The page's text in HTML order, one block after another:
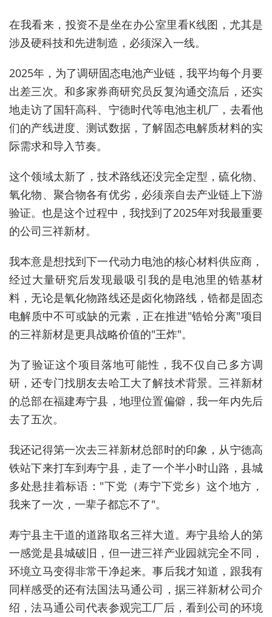
在我看来，投资不是坐在办公室里看K线图，尤其是
涉及硬科技和先进制造，必须深入一线。
2025年，为了调研固态电池产业链，我平均每个月要
出差三次。和多家券商研究员反复沟通交流后，还实
地走访了国轩高科、宁德时代等电池主机厂，去看他
们的产线进度、测试数据，了解固态电解质材料的实
际需求和导入节奏。
这个领域太新了，技术路线还没完全定型，硫化物、
氧化物、聚合物各有优劣，必须亲自去产业链上下游
验证。也是这个过程中，我找到了2025年对我最重要
的公司三祥新材。
我本意是想找到下一代动力电池的核心材料供应商，
经过大量研究后发现最吸引我的是电池里的锆基材
料，无论是氧化物路线还是卤化物路线，锆都是固态
电解质中不可或缺的元素，正在推进"锆铪分离"项目
的三祥新材是更具战略价值的"王炸"。
为了验证这个项目落地可能性，我不仅自己多方调
研，还专门找朋友去哈工大了解技术背景。三祥新材
的总部在福建寿宁县，地理位置偏僻，我一年内先后
去了五次。
我还记得第一次去三祥新材总部时的印象，从宁德高
铁站下来打车到寿宁县，走了一个半小时山路，县城
多处悬挂着标语："下党（寿宁下党乡）这个地方，
我来了一次，一辈子都忘不了"。
寿宁县主干道的道路取名三祥大道。寿宁县给人的第
一感觉是县城破旧，但一进三祥产业园就完全不同，
环境立马变得非常干净起来。事后我才知道，跟我有
同样感受的还有法国法马通公司，据三祥新材公司介
绍，法马通公司代表参观完工厂后，看到公司的环境